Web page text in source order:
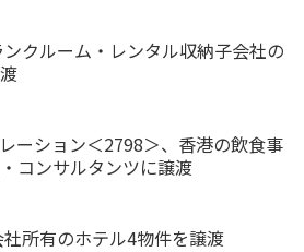
クルーム・レンタル収納子会社の
ーション＜2798＞、香港の飲食事
コンサルタンツに譲渡
所有のホテル4物件を譲渡